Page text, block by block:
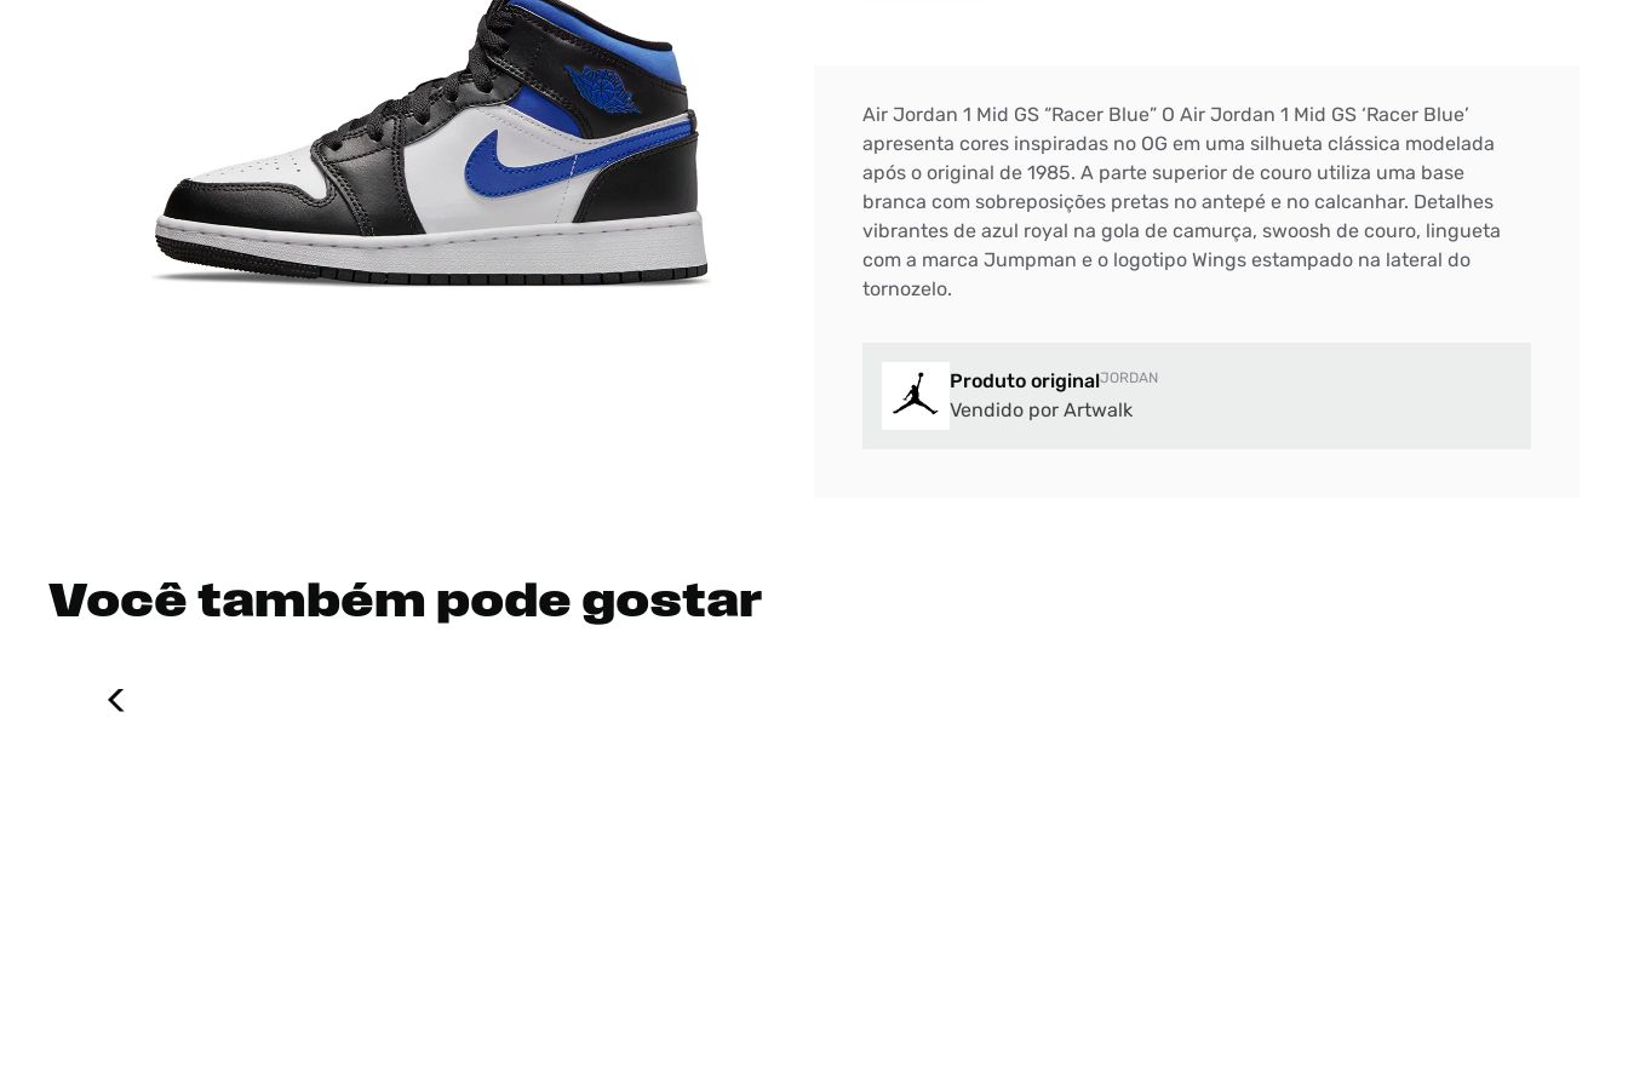
Air Jordan 1 Mid GS “Racer Blue” O Air Jordan 1 Mid GS ‘Racer Blue’
apresenta cores inspiradas no OG em uma silhueta clássica modelada
após o original de 1985. A parte superior de couro utiliza uma base
branca com sobreposições pretas no antepé e no calcanhar. Detalhes
vibrantes de azul royal na gola de camurça, swoosh de couro, lingueta
com a marca Jumpman e o logotipo Wings estampado na lateral do
tornozelo.
Produto originalJORDAN
Vendido por Artwalk
Você também pode gostar